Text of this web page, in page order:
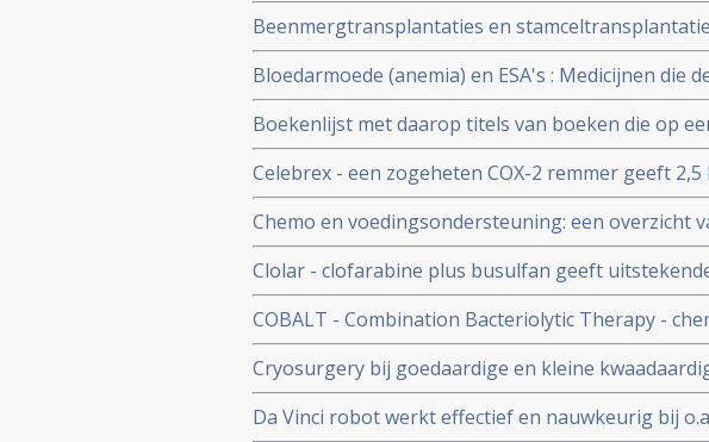
Beenmergtransplantaties en
toxische middelen en behandelingen uit
Valstar naast beenmergtransplantaties en
Bloedarmoede (anemia) en ESA's : Medicijnen die
bloedlichaampjes stimuleren en vaak ingezet
moeheid geven een groter risico (17%) om te
kortere mediane overlevingstijd.
Boekenlijst met daarop titels van boeken die op
tot kanker en omgaan daarmee
Celebrex - een zogeheten COX-2 remmer geeft
hartklachten aldus gerandomiseerde
producent Pfizer zakte 17% in waarde op 1 dag.
Chemo en voedingsondersteuning: een overzicht
elkaar in 1 overzicht. Inclusief studielijst chemo
Clolar - clofarabine plus busulfan geeft
lymfatische Leukemie en stamceltransplantatie
COBALT - Combination Bacteriolytic Therapy -
dierproeven, maar wordt ook bekritiseerd door
Cryosurgery bij goedaardige en kleine
- wordt vaak succesvol en genezend toegepast.
Da Vinci robot werkt effectief en nauwkeurig bij